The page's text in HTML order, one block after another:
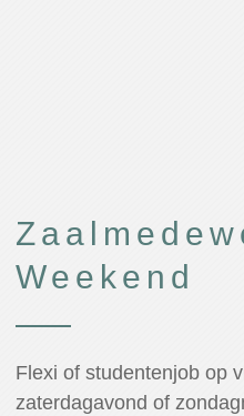
Weekend
Flexi of studentenjob op
zaterdagavond of